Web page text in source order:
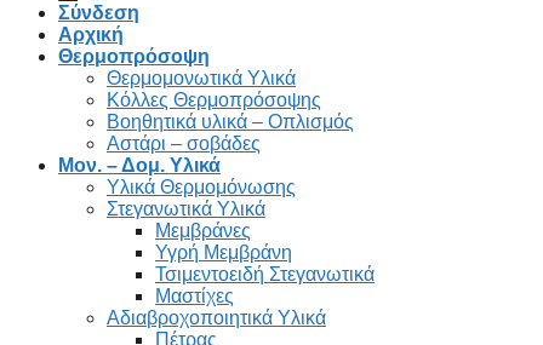
Σύνδεση
Αρχική
Θερμοπρόσοψη
Θερμομονωτικά Υλικά
Κόλλες Θερμοπρόσοψης
Βοηθητικά υλικά – Οπλισμός
Αστάρι – σοβάδες
Μον. – Δομ. Υλικά
Υλικά Θερμομόνωσης
Στεγανωτικά Υλικά
Μεμβράνες
Υγρή Μεμβράνη
Τσιμεντοειδή Στεγανωτικά
Μαστίχες
Αδιαβροχοποιητικά Υλικά
Πέτρας